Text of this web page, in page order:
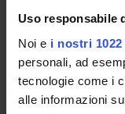
Uso responsabile
Noi e i nostri
personali, ad
tecnologie come i
alle informazioni
Salvatore Fusco
Professore associato
AREE DI RICERCA